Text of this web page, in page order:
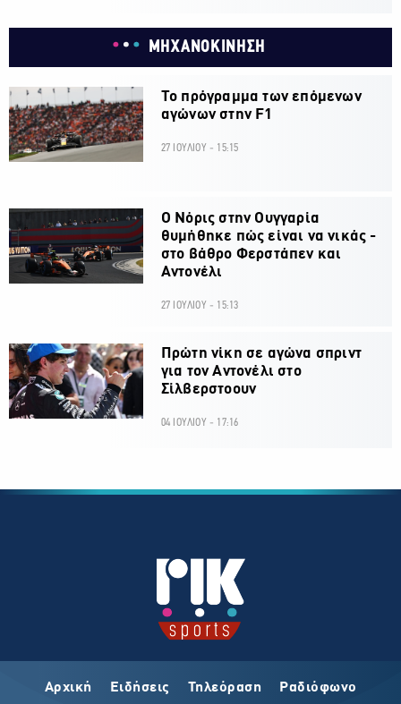
ΜΗΧΑΝΟΚΙΝΗΣΗ
Το πρόγραμμα των επόμενων
αγώνων στην F1
27 ΙΟΥΛΙΟΥ - 15:15
O Νόρις στην Ουγγαρία
θυμήθηκε πώς είναι να νικάς -
στο βάθρο Φερστάπεν και
Αντονέλι
27 ΙΟΥΛΙΟΥ - 15:13
Πρώτη νίκη σε αγώνα σπριντ
για τον Αντονέλι στο
Σίλβερστοουν
04 ΙΟΥΛΙΟΥ - 17:16
Αρχική Ειδήσεις Τηλεόραση Ραδιόφωνο